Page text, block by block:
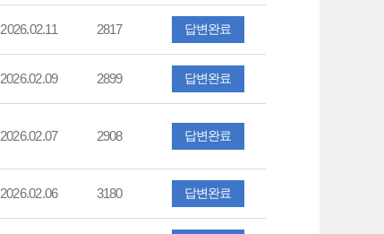
2026.02.11 2817 답변완료
2026.02.09 2899 답변완료
2026.02.07 2908 답변완료
2026.02.06 3180 답변완료